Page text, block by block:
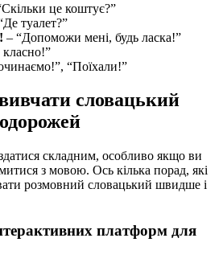
це коштує?”
туалет?”
– “Допоможи мені, будь ласка!”
“Поїхали!”
словацький
складним, особливо якщо ви
з мовою. Ось кілька порад, які
розмовний словацький швидше і
платформ для